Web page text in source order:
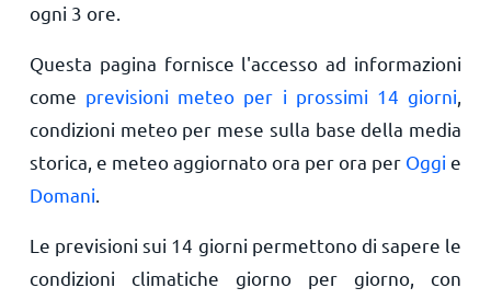
ogni 3 ore.
Questa pagina fornisce l'accesso ad informazioni
come previsioni meteo per i prossimi 14 giorni
condizioni meteo per mese sulla base della media
storica, e meteo aggiornato ora per ora per Oggi e
Domani
Le previsioni sui 14 giorni permettono di sapere le
condizioni climatiche giorno per giorno, con